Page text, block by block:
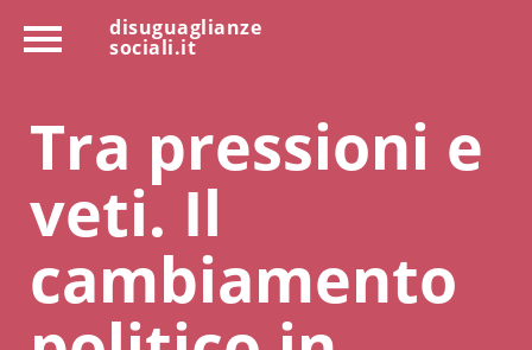
disuguaglianze
sociali.it
Tra pressioni e
veti. Il
cambiamento